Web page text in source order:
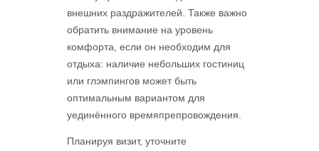
внешних раздражителей. Также важно
обратить внимание на уровень
комфорта, если он необходим для
отдыха: наличие небольших гостиниц
или глэмпингов может быть
оптимальным вариантом для
уединённого времяпрепровождения.
Планируя визит, уточните